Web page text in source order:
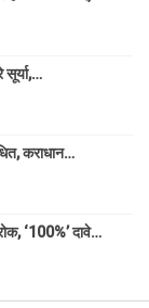
सूर्या,…
कराधान…
‘100%’ दावे…